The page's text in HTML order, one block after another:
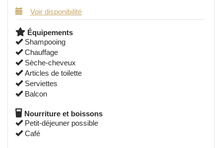
Voir disponibilité
Équipements
Shampooing
Chauffage
Sèche-cheveux
Articles de toilette
Serviettes
Balcon
Nourriture et boissons
Petit-déjeuner possible
Café